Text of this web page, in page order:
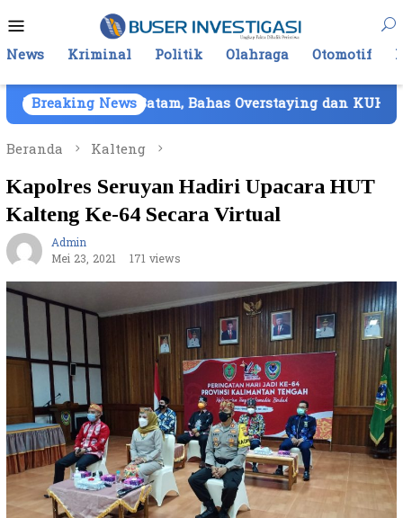
ke
kontenMobile
News Kriminal Politik Olahraga Otomotif
Breaking News
Batam, Bahas Overstaying dan KUHP Baru
Beranda
Kalteng
Kapolres Seruyan Hadiri Upacara HUT
Kalteng Ke-64 Secara Virtual
Admin
Mei 23, 2021
171 views